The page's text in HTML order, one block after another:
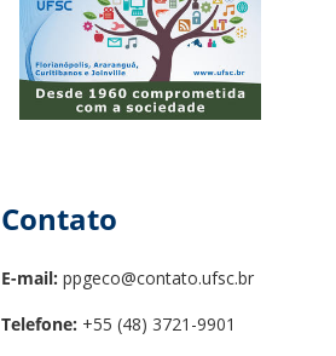
Contato
E-mail: ppgeco@contato.ufsc.br
Telefone: +55 (48) 3721-9901